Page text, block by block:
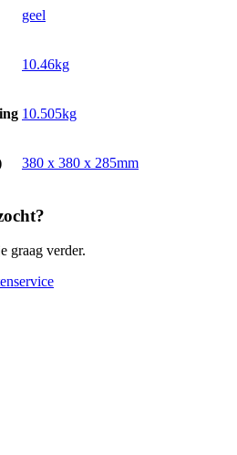
geel
10.46kg
10.505kg
380 x 380 x 285mm
graag verder.